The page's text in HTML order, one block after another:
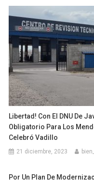
Libertad! Con El DNU De
Obligatorio Para Los
Celebró Vadillo
21 diciembre, 2023
Por Un Plan De